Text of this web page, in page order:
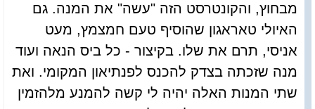
מבחוץ, והקונטרסט הזה "עשה" את המנה. גם
האיולי טאראגון שהוסיף טעם חמצמץ, מעט
אניסי, תרם את שלו. בקיצור - כל ביס הנאה ועוד
מנה שזכתה בצדק להכנס לפנתיאון המקומי. ואת
שתי המנות האלה יהיה לי קשה להמנע מלהזמין